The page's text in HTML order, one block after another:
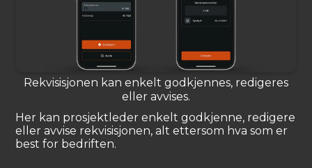
Rekvisisjonen kan enkelt godkjennes, redigeres
eller avvises.
Her kan prosjektleder enkelt godkjenne, redigere
eller avvise rekvisisjonen, alt ettersom hva som er
best for bedriften.